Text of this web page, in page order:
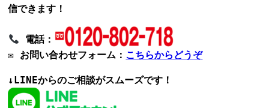
信できます！
電話：
✉ お問い合わせフォーム ： こちらからどうぞ
↓LINEからのご相談がスムーズです！